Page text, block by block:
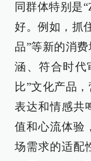
同群体特别是
好。例如，抓
品”等新的消
涵、符合时代
比”文化产品
表达和情感共
值和心流体验
场需求的适配